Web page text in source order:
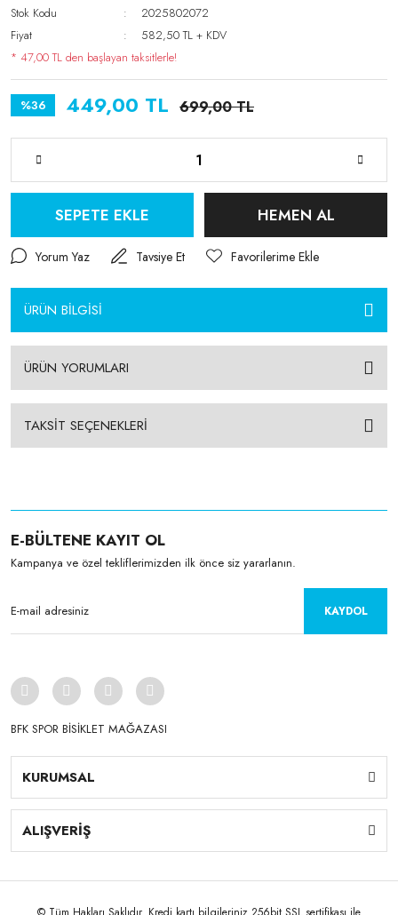
Stok Kodu
2025802072
Fiyat
582,50 TL + KDV
* 47,00 TL den başlayan taksitlerle!
%36 449,00 TL 699,00 TL
SEPETE EKLE HEMEN AL
Yorum Yaz Tavsiye Et
ÜRÜN BİLGİSİ
ÜRÜN YORUMLARI
TAKSİT SEÇENEKLERİ
E-BÜLTENE KAYIT OL
Kampanya ve özel tekliflerimizden ilk önce siz yararlanın.
KAYDOL
BFK SPOR BİSİKLET MAĞAZASI
KURUMSAL
ALIŞVERİŞ